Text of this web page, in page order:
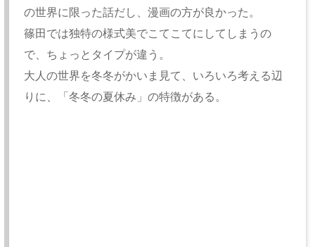
の世界に限った話だし、漫画の方が良かった。
篠田では独特の様式美でこてこてにしてしまうの
で、ちょっとタイプが違う。
大人の世界を冬冬がかいま見て、いろいろ考える辺
りに、「冬冬の夏休み」の特徴がある。